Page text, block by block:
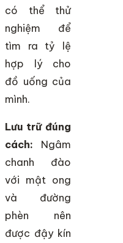
có thể thử
nghiệm để
tìm ra tỷ lệ
hợp lý cho
đồ uống của
mình.
Lưu trữ đúng
cách: Ngâm
chanh đào
với mật ong
và đường
phèn nên
được đậy kín